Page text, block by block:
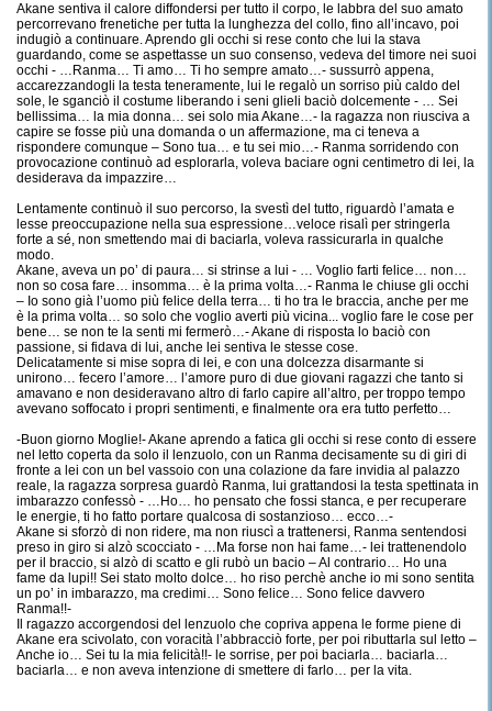
Akane sentiva il calore diffondersi per tutto il corpo, le labbra del suo amato
percorrevano frenetiche per tutta la lunghezza del collo, fino all’incavo, poi
indugiò a continuare. Aprendo gli occhi si rese conto che lui la stava
guardando, come se aspettasse un suo consenso, vedeva del timore nei suoi
occhi - …Ranma… Ti amo… Ti ho sempre amato…- sussurrò appena,
accarezzandogli la testa teneramente, lui le regalò un sorriso più caldo del
sole, le sganciò il costume liberando i seni glieli baciò dolcemente - … Sei
bellissima… la mia donna… sei solo mia Akane…- la ragazza non riusciva a
capire se fosse più una domanda o un affermazione, ma ci teneva a
rispondere comunque – Sono tua… e tu sei mio…- Ranma sorridendo con
provocazione continuò ad esplorarla, voleva baciare ogni centimetro di lei, la
desiderava da impazzire…
Lentamente continuò il suo percorso, la svestì del tutto, riguardò l’amata e
lesse preoccupazione nella sua espressione…veloce risalì per stringerla
forte a sé, non smettendo mai di baciarla, voleva rassicurarla in qualche
modo.
Akane, aveva un po’ di paura… si strinse a lui - … Voglio farti felice… non…
non so cosa fare… insomma… è la prima volta…- Ranma le chiuse gli occhi
– Io sono già l’uomo più felice della terra… ti ho tra le braccia, anche per me
è la prima volta… so solo che voglio averti più vicina... voglio fare le cose per
bene… se non te la senti mi fermerò…- Akane di risposta lo baciò con
passione, si fidava di lui, anche lei sentiva le stesse cose.
Delicatamente si mise sopra di lei, e con una dolcezza disarmante si
unirono… fecero l’amore… l’amore puro di due giovani ragazzi che tanto si
amavano e non desideravano altro di farlo capire all’altro, per troppo tempo
avevano soffocato i propri sentimenti, e finalmente ora era tutto perfetto…
-Buon giorno Moglie!- Akane aprendo a fatica gli occhi si rese conto di essere
nel letto coperta da solo il lenzuolo, con un Ranma decisamente su di giri di
fronte a lei con un bel vassoio con una colazione da fare invidia al palazzo
reale, la ragazza sorpresa guardò Ranma, lui grattandosi la testa spettinata in
imbarazzo confessò - …Ho… ho pensato che fossi stanca, e per recuperare
le energie, ti ho fatto portare qualcosa di sostanzioso… ecco…-
Akane si sforzò di non ridere, ma non riuscì a trattenersi, Ranma sentendosi
preso in giro si alzò scocciato - …Ma forse non hai fame…- lei trattenendolo
per il braccio, si alzò di scatto e gli rubò un bacio – Al contrario… Ho una
fame da lupi!! Sei stato molto dolce… ho riso perchè anche io mi sono sentita
un po’ in imbarazzo, ma credimi… Sono felice… Sono felice davvero
Ranma!!-
Il ragazzo accorgendosi del lenzuolo che copriva appena le forme piene di
Akane era scivolato, con voracità l’abbracciò forte, per poi ributtarla sul letto –
Anche io… Sei tu la mia felicità!!- le sorrise, per poi baciarla… baciarla…
baciarla… e non aveva intenzione di smettere di farlo… per la vita.